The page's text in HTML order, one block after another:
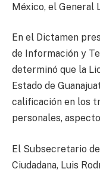
México, el General
En el Dictamen
de Información y
determinó que la
Estado de
calificación en los
personales,
El Subsecretario
Ciudadana, Luis